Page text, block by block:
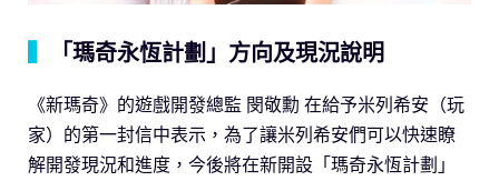
「瑪奇永恆計劃」方向及現況說明
《新瑪奇》的遊戲開發總監 閔敬勳 在給予米列希安（玩
家）的第一封信中表示，為了讓米列希安們可以快速瞭
解開發現況和進度，今後將在新開設「瑪奇永恆計劃」